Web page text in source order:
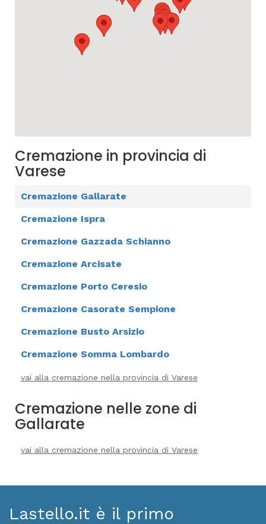
Cremazione in provincia di
Varese
Cremazione Gallarate
Cremazione Ispra
Cremazione Gazzada Schianno
Cremazione Arcisate
Cremazione Porto Ceresio
Cremazione Casorate Sempione
Cremazione Busto Arsizio
Cremazione Somma Lombardo
vai alla cremazione nella provincia di Varese
Cremazione nelle zone di
Gallarate
vai alla cremazione nella provincia di Varese
Lastello.it è il primo